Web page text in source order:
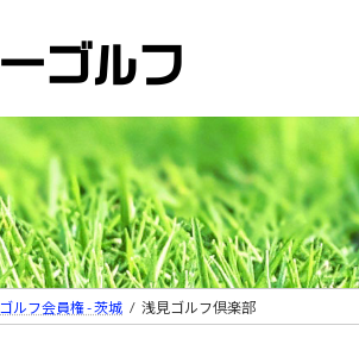
ゴルフ会員権 - 茨城 浅見ゴルフ倶楽部